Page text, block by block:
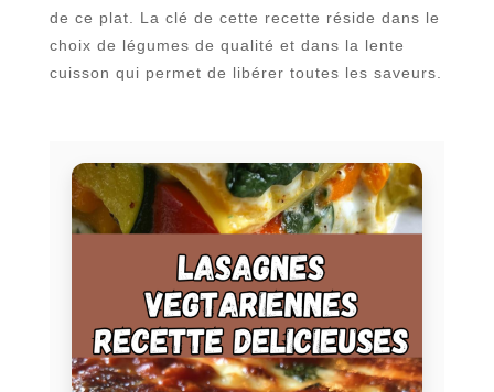
de ce plat. La clé de cette recette réside dans le
choix de légumes de qualité et dans la lente
cuisson qui permet de libérer toutes les saveurs.